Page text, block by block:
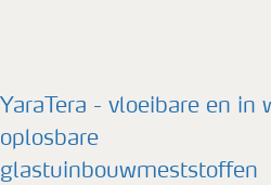
YaraTera - vloeibare en in
oplosbare
glastuinbouwmeststoffen